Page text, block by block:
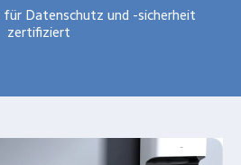
für Datenschutz und -sicherheit
zertifiziert